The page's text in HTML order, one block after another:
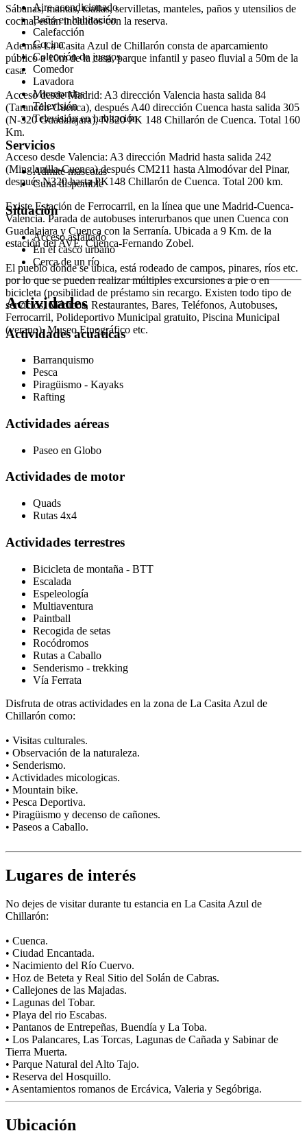
Sábanas, mantas, toallas, servilletas, manteles, paños y utensilios de
cocina, están incluidos con la reserva.
Además La Casita Azul de Chillarón consta de aparcamiento
público a 10m de la casa, parque infantil y paseo fluvial a 50m de la
casa.
Acceso desde Madrid: A3 dirección Valencia hasta salida 84
(Tarancón-Cuenca), después A40 dirección Cuenca hasta salida 305
(N-320 Guadalajara), N320 PK 148 Chillarón de Cuenca. Total 160
Km.
Acceso desde Valencia: A3 dirección Madrid hasta salida 242
(Minglanilla-Cuenca),después CM211 hasta Almodóvar del Pinar,
después N320 hasta PK148 Chillarón de Cuenca. Total 200 km.
Existe Estación de Ferrocarril, en la línea que une Madrid-Cuenca-
Valencia. Parada de autobuses interurbanos que unen Cuenca con
Guadalajara y Cuenca con la Serranía. Ubicada a 9 Km. de la
estación del AVE, Cuenca-Fernando Zobel.
El pueblo dónde se ubica, está rodeado de campos, pinares, ríos etc.
por lo que se pueden realizar múltiples excursiones a pie o en
bicicleta (posibilidad de préstamo sin recargo. Existen todo tipo de
servicios, Médicos, Restaurantes, Bares, Teléfonos, Autobuses,
Ferrocarril, Polideportivo Municipal gratuito, Piscina Municipal
(verano), Museo Etnográfico etc.
Aire acondicionado
Baño en habitación
Calefacción
Cocina
Colección de juegos
Comedor
Lavadora
Microondas
Televisión
Televisión en habitación
Servicios
Admite mascotas
Cuna disponible
Situación
Acceso asfaltado
En el casco urbano
Cerca de un río
Actividades
Actividades acuáticas
Barranquismo
Pesca
Piragüismo - Kayaks
Rafting
Actividades aéreas
Paseo en Globo
Actividades de motor
Quads
Rutas 4x4
Actividades terrestres
Bicicleta de montaña - BTT
Escalada
Espeleología
Multiaventura
Paintball
Recogida de setas
Rocódromos
Rutas a Caballo
Senderismo - trekking
Vía Ferrata
Disfruta de otras actividades en la zona de La Casita Azul de
Chillarón como:
• Visitas culturales.
• Observación de la naturaleza.
• Senderismo.
• Actividades micologicas.
• Mountain bike.
• Pesca Deportiva.
• Piragüismo y decenso de cañones.
• Paseos a Caballo.
Lugares de interés
No dejes de visitar durante tu estancia en La Casita Azul de
Chillarón:
• Cuenca.
• Ciudad Encantada.
• Nacimiento del Río Cuervo.
• Hoz de Beteta y Real Sitio del Solán de Cabras.
• Callejones de las Majadas.
• Lagunas del Tobar.
• Playa del rio Escabas.
• Pantanos de Entrepeñas, Buendía y La Toba.
• Los Palancares, Las Torcas, Lagunas de Cañada y Sabinar de
Tierra Muerta.
• Parque Natural del Alto Tajo.
• Reserva del Hosquillo.
• Asentamientos romanos de Ercávica, Valeria y Segóbriga.
Ubicación